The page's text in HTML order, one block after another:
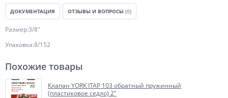
ДОКУМЕНТАЦИЯ ОТЗЫВЫ И ВОПРОСЫ (0)
Размер:3/8"
Упаковка:8/152
Похожие товары
Клапан YORK ITAP 103 обратный пружинный
(пластиковое седло) 2"